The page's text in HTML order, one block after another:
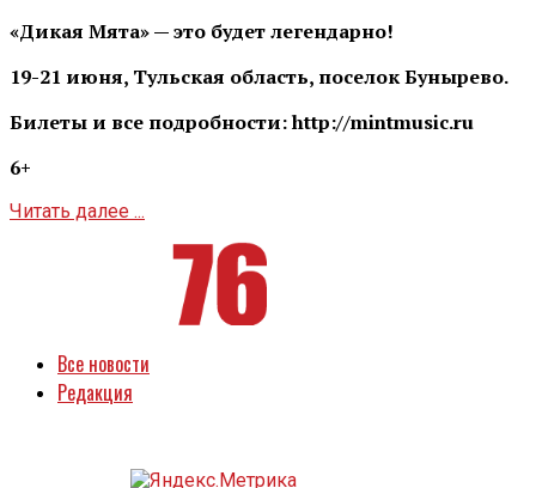
«Дикая Мята» — это будет легендарно!
19-21 июня, Тульская область, поселок Бунырево.
Билеты и все подробности: http://mintmusic.ru
6+
Читать далее ...
Все новости
Редакция